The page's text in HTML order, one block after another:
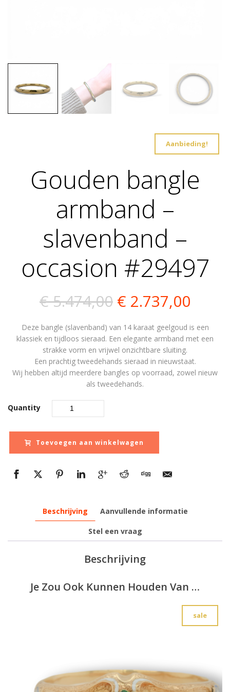
Aanbieding!
Gouden bangle
armband –
slavenband –
occasion #29497
€5.474,00
prijs
was:
€ 5.474,00.
€ 2.737,00
prijs
is:
€
Deze bangle (slavenband) van 14 karaat geelgoud is een
klassiek en tijdloos sieraad. Een elegante armband met een
strakke vorm en vrijwel onzichtbare sluiting.
Een prachtig tweedehands sieraad in nieuwstaat.
Wij hebben altijd meerdere bangles op voorraad, zowel nieuw
als tweedehands.
Quantity
Toevoegen aan winkelwagen
Beschrijving Aanvullende informatie
Stel een vraag
Beschrijving
Je Zou Ook Kunnen Houden Van …
sale